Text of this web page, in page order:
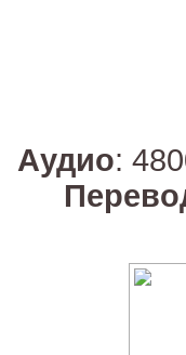
Аудио: